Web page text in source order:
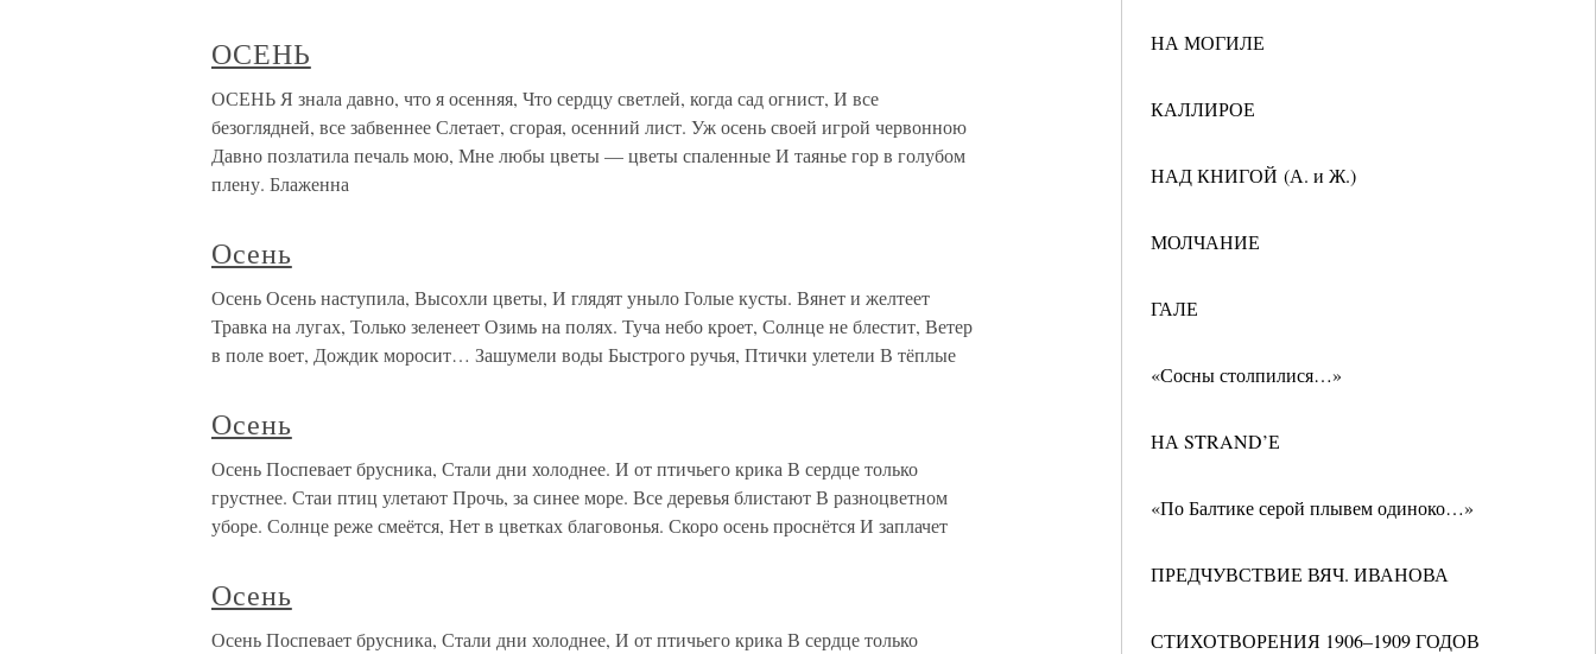
НА МОГИЛЕ
КАЛЛИРОЕ
НАД КНИГОЙ (А. и Ж.)
МОЛЧАНИЕ
ГАЛЕ
«Сосны столпилися…»
НА STRAND’Е
«По Балтике серой плывем одиноко…»
ПРЕДЧУВСТВИЕ ВЯЧ. ИВАНОВА
СТИХОТВОРЕНИЯ 1906–1909 ГОДОВ
ОСЕНЬ
ОСЕНЬ Я знала давно, что я осенняя, Что сердцу светлей, когда сад огнист, И все
безоглядней, все забвеннее Слетает, сгорая, осенний лист. Уж осень своей игрой червонною
Давно позлатила печаль мою, Мне любы цветы — цветы спаленные И таянье гор в голубом
плену. Блаженна
Осень
Осень Осень наступила, Высохли цветы, И глядят уныло Голые кусты. Вянет и желтеет
Травка на лугах, Только зеленеет Озимь на полях. Туча небо кроет, Солнце не блестит, Ветер
в поле воет, Дождик моросит… Зашумели воды Быстрого ручья, Птички улетели В тёплые
Осень
Осень Поспевает брусника, Стали дни холоднее. И от птичьего крика В сердце только
грустнее. Стаи птиц улетают Прочь, за синее море. Все деревья блистают В разноцветном
уборе. Солнце реже смеётся, Нет в цветках благовонья. Скоро осень проснётся И заплачет
Осень
Осень Поспевает брусника, Стали дни холоднее, И от птичьего крика В сердце только